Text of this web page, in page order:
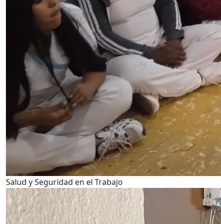
Salud y Seguridad en el Trabajo